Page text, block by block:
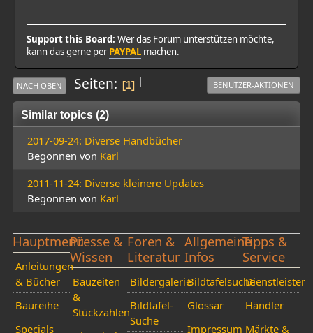
Support this Board: Wer das Forum unterstützen möchte,
kann das gerne perPAYPAL machen.
|
NACH OBEN Seiten 1 BENUTZER-AKTIONEN
Similar topics (2)
2017-09-24: Diverse Handbücher
Begonnen von Karl
2011-11-24: Diverse kleinere Updates
Begonnen von Karl
Hauptmenü
Anleitungen
& Bücher
Baureihe
Specials
Presse &
Wissen
Bauzeiten
&
Stückzahlen
Foren &
Literatur
Bildergalerie
Bildtafel-
Suche
Allgemeine
Infos
Bildtafelsuche
Glossar
Impressum
Tipps &
Service
Dienstleister
Händler
Märkte &